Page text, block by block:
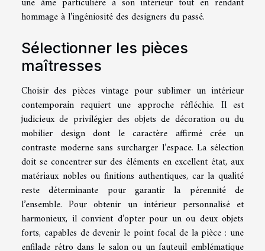
hommage à l’ingéniosité des designers du passé.
Sélectionner les pièces
maîtresses
Choisir des pièces vintage pour sublimer un intérieur
contemporain requiert une approche réfléchie. Il est
judicieux de privilégier des objets de décoration ou du
mobilier design dont le caractère affirmé crée un
contraste moderne sans surcharger l’espace. La sélection
doit se concentrer sur des éléments en excellent état, aux
matériaux nobles ou finitions authentiques, car la qualité
reste déterminante pour garantir la pérennité de
l’ensemble. Pour obtenir un intérieur personnalisé et
harmonieux, il convient d’opter pour un ou deux objets
forts, capables de devenir le point focal de la pièce : une
enfilade rétro dans le salon ou un fauteuil emblématique